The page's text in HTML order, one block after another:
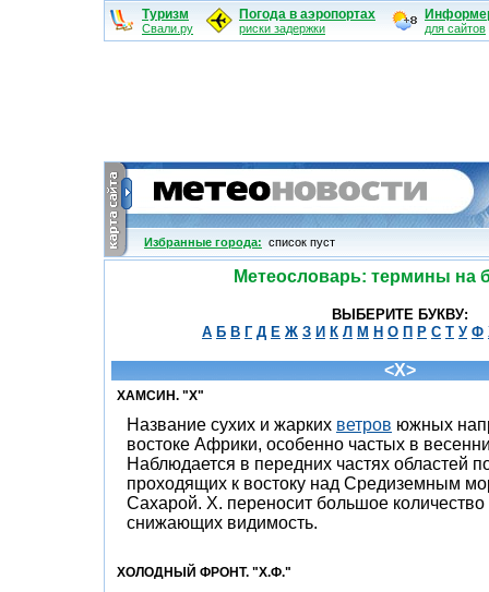
Туризм
Свали.ру
Погода в аэропортах
риски задержки для сайтов
Избранные города: cписок пуст
Метеословарь: термины на
ВЫБЕРИТЕ БУКВУ:
А Б В Г Д Е Ж З И К Л М Н О П Р С Т У Ф
<Х>
ХАМСИН. "Х"
Название сухих и жарких ветров южных
востоке Африки, особенно частых в
Наблюдается в передних частях областей
проходящих к востоку над Средиземным
Сахарой. Х. переносит большое
снижающих видимость.
ХОЛОДНЫЙ ФРОНТ. "Х.Ф."